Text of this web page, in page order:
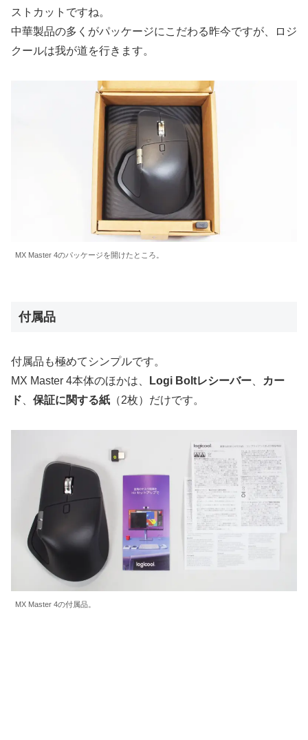
ストカットですね。
中華製品の多くがパッケージにこだわる昨今ですが、ロジ
クールは我が道を行きます。
MX Master 4のパッケージを開けたところ。
付属品
付属品も極めてシンプルです。
MX Master 4本体のほかは、
Logi Boltレシーバー
カー
ド
保証に関する紙 （2枚）だけです。
MX Master 4の付属品。